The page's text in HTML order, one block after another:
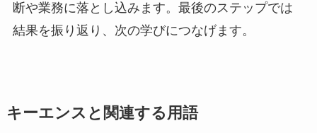
断や業務に落とし込みます。最後のステップでは
結果を振り返り、次の学びにつなげます。
キーエンスと関連する用語